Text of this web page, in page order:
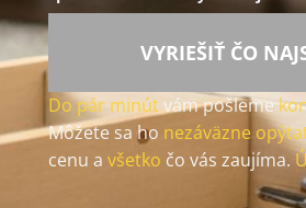
VYRIEŠIŤ ČO
Do pár minútvám pošleme
Môžete sa ho nezáväzne
cenu a všetko čo vás zaujíma.